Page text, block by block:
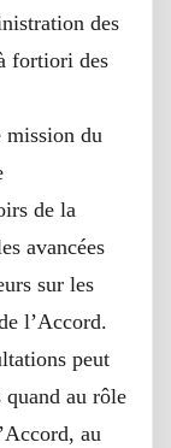
des
fortiori des
mission du
de la
avancées
sur les
l’Accord.
peut
quand au rôle
au